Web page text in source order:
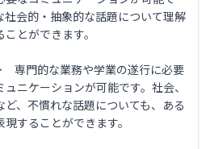
社会的・抽象的な話題について理解
とができます。
専門的な業務や学業の遂行に必要
ニケーションが可能です。社会、
ど、不慣れな話題についても、ある
することができます。